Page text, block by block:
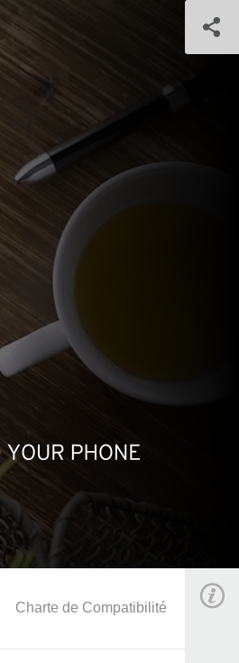
Charte de Compatibilité